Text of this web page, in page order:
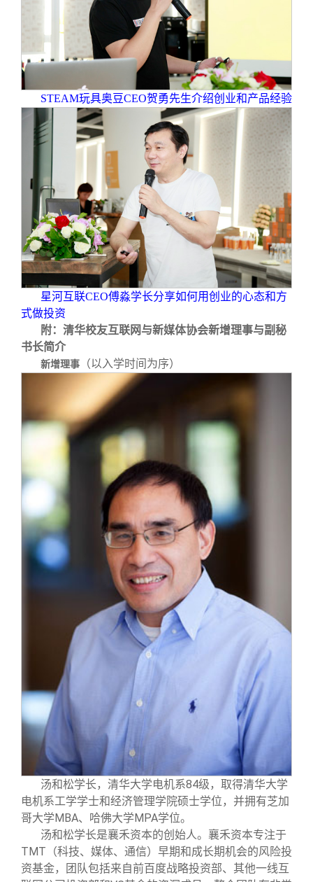
STEAM玩具奥豆CEO贺勇先生介绍创业和产品经验
星河互联CEO傅淼学长分享如何用创业的心态和方
式做投资
附：清华校友互联网与新媒体协会新增理事与副秘
书长简介
新增理事 （以入学时间为序）
汤和松学长，清华大学电机系84级，取得清华大学
电机系工学学士和经济管理学院硕士学位，并拥有芝加
哥大学MBA、哈佛大学MPA学位。
汤和松学长是襄禾资本的创始人。襄禾资本专注于
TMT（科技、媒体、通信）早期和成长期机会的风险投
资基金，团队包括来自前百度战略投资部、其他一线互